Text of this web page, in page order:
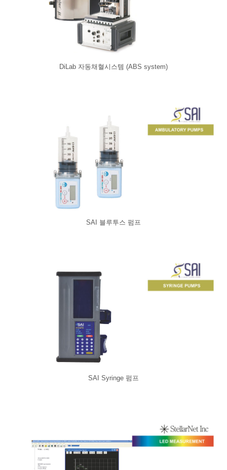
DiLab 자동채혈시스템 (ABS system)
SAI 블루투스 펌프
SAI Syringe 펌프